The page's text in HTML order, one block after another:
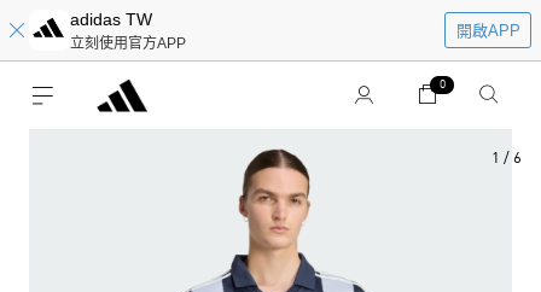
adidas TW
立刻使用官方APP
開啟APP
0
1 / 6